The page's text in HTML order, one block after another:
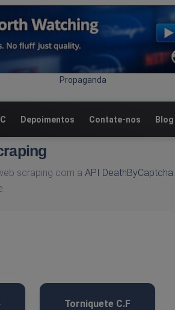
Propaganda
Depoimentos Contate-nos Blog
scraping com a API DeathByCaptcha.
Torniquete C.F